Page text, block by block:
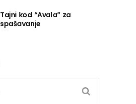
Tajni kod “Avala” za
spašavanje